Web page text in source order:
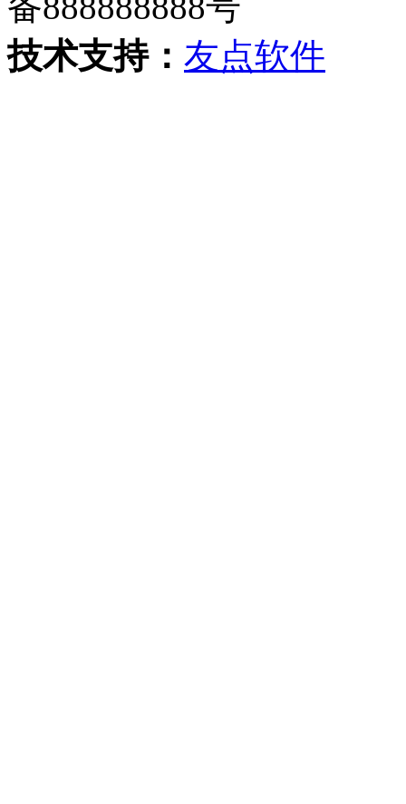
技术支持： 友点软件